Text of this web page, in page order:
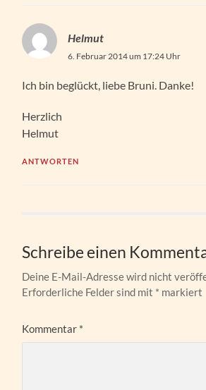
Helmut
6. Februar 2014 um 17:24 Uhr
Ich bin beglückt, liebe Bruni. Danke!
Herzlich
Helmut
ANTWORTEN
Schreibe einen
Deine E-Mail-Adresse wird nicht
Erforderliche Felder sind mit * markiert
Kommentar *